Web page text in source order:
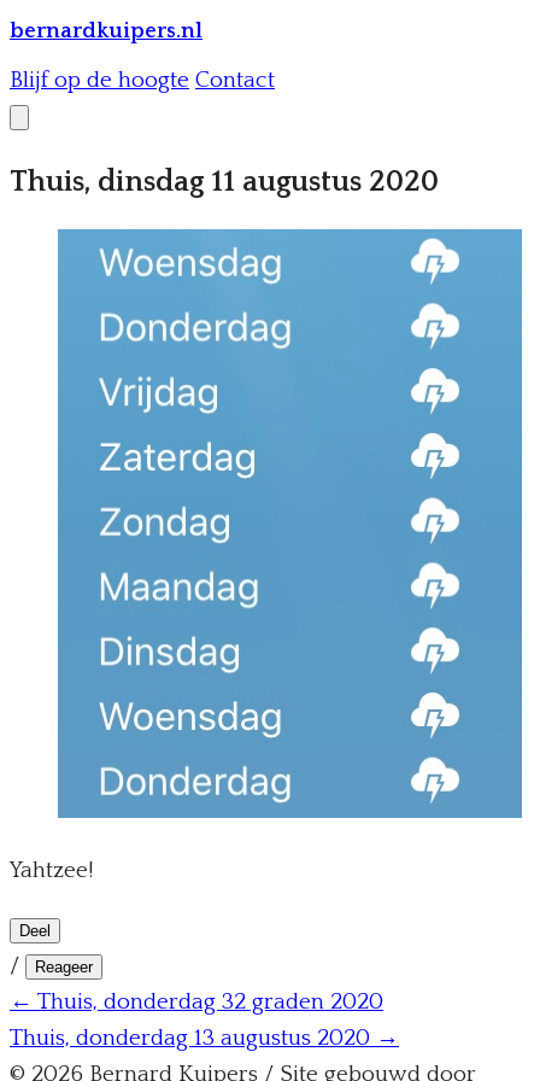
bernardkuipers.nl
Blijf op de hoogte Contact
Thuis, dinsdag 11 augustus 2020
Yahtzee!
Deel
/ Reageer
← Thuis, donderdag 32 graden 2020
Thuis, donderdag 13 augustus 2020 →
© 2026 Bernard Kuipers / Site gebouwd door